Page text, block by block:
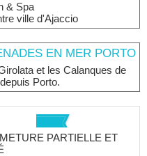
& Spa
ville d'Ajaccio
EN MER PORTO
et les Calanques de
Porto.
PARTIELLE ET